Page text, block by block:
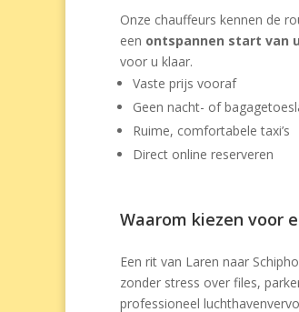
Onze chauffeurs kennen de
een ontspannen start van
voor u klaar.
Vaste prijs vooraf
Geen nacht- of
Ruime, comfortabele taxi’s
Direct online reserveren
Waarom kiezen voor
Een rit van Laren naar
zonder stress over files,
professioneel